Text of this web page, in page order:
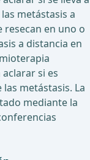
metástasis a
resecan en uno o
a distancia en
si es
metástasis. La
mediante la